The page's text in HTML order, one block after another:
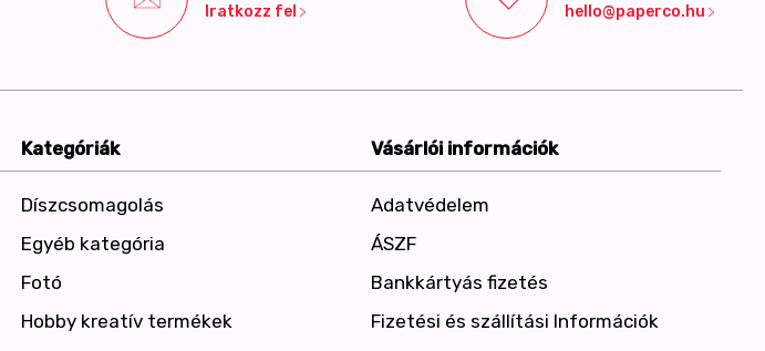
Iratkozz fel hello@paperco.hu
Kategóriák
Díszcsomagolás
Egyéb kategória
Fotó
Hobby kreatív termékek
Vásárlói információk
Adatvédelem
ÁSZF
Bankkártyás fizetés
Fizetési és szállítási Információk